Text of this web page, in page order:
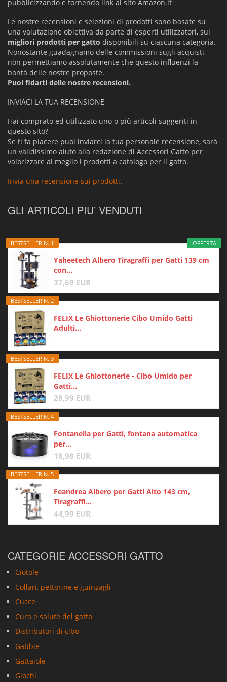
pubblicizzando e fornendo link al sito Amazon.it
Le nostre recensioni e selezioni di prodotti sono basate su
una valutazione obiettiva da parte di esperti utilizzatori, sui
migliori prodotti per gatto disponibili su ciascuna categoria.
Nonostante guadagnamo delle commissioni sugli acquisti,
non permettiamo assolutamente che questo influenzi la
bontà delle nostre proposte.
Puoi fidarti delle nostre recensioni.
INVIACI LA TUA RECENSIONE
Hai comprato ed utilizzato uno o più articoli suggeriti in
questo sito?
Se ti fa piacere puoi inviarci la tua personale recensione, sarà
un validissimo aiuto alla redazione di Accessori Gatto per
valorizzare al meglio i prodotti a catalogo per il gatto.
Invia una recensione sui prodotti.
GLI ARTICOLI PIU’ VENDUTI
OFFERTA
BESTSELLER N. 1
Yaheetech Albero Tiragraffi per Gatti 139 cm
con...
37,69 EUR
BESTSELLER N. 2
FELIX Le Ghiottonerie Cibo Umido Gatti
Adulti...
BESTSELLER N. 3
FELIX Le Ghiottonerie - Cibo Umido per
Gatti...
28,99 EUR
BESTSELLER N. 4
Fontanella per Gatti, fontana automatica
per...
18,98 EUR
BESTSELLER N. 5
Feandrea Albero per Gatti Alto 143 cm,
Tiragraffi...
44,99 EUR
CATEGORIE ACCESSORI GATTO
Ciotole
Collari, pettorine e guinzagli
Cucce
Cura e salute del gatto
Distributori di cibo
Gabbie
Gattaiole
Giochi